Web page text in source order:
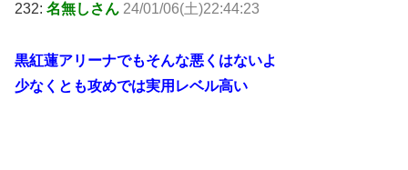
232: 名無しさん 24/01/06(土)22:44:23
黒紅蓮アリーナでもそんな悪くはないよ
少なくとも攻めでは実用レベル高い